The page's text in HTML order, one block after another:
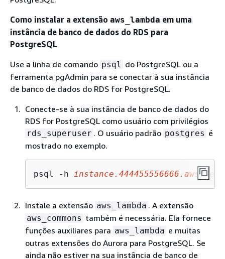
Como instalar a extensão aws_lambda em uma
instância de banco de dados do RDS para
PostgreSQL
Use a linha de comando psql
do PostgreSQL ou a
ferramenta pgAdmin para se conectar à sua instância
de banco de dados do RDS for PostgreSQL.
Conecte-se à sua instância de banco de dados do
RDS for PostgreSQL como usuário com privilégios
rds_superuser . O usuário padrão postgres é
mostrado no exemplo.
psql -h instance .444455556666. aws-
Instale a extensão aws_lambda . A extensão
aws_commons também é necessária. Ela fornece
funções auxiliares para aws_lambda e muitas
outras extensões do Aurora para PostgreSQL. Se
ainda não estiver na sua instância de banco de